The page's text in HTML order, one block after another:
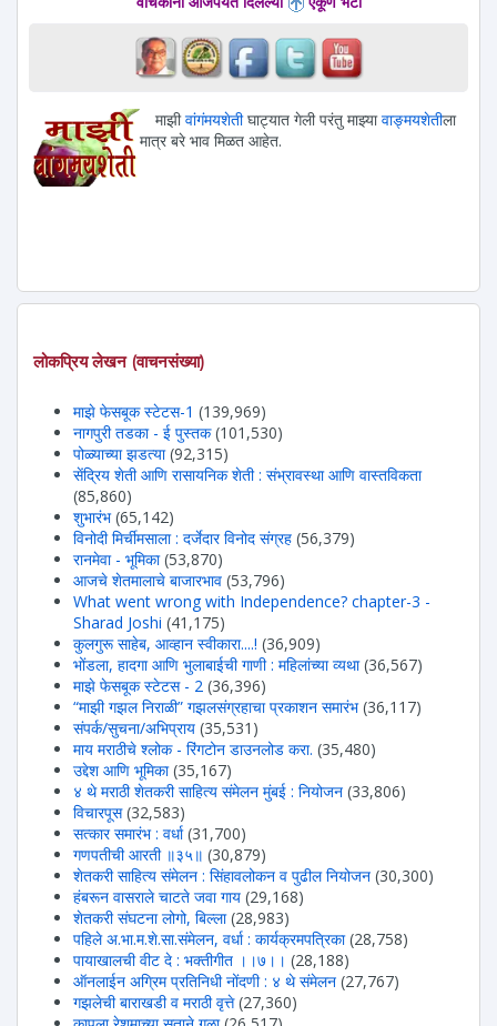
माझीवांगंमयशेतीघाट्यात गेली परंतु माझ्यावाङ्मयशेतीला
मात्र बरे भाव मिळत आहेत.
लोकप्रिय लेखन (वाचनसंख्या)
माझे फेसबूक स्टेटस-1 (139,969)
नागपुरी तडका - ई पुस्तक (101,530)
पोळ्याच्या झडत्या (92,315)
सेंद्रिय शेती आणि रासायनिक शेती : संभ्रावस्था आणि वास्तविकता
(85,860)
शुभारंभ (65,142)
विनोदी मिर्चीमसाला : दर्जेदार विनोद संग्रह (56,379)
रानमेवा - भूमिका (53,870)
आजचे शेतमालाचे बाजारभाव (53,796)
What went wrong with Independence? chapter-3 -
Sharad Joshi (41,175)
कुलगुरू साहेब, आव्हान स्वीकारा....! (36,909)
भोंडला, हादगा आणि भुलाबाईची गाणी : महिलांच्या व्यथा (36,567)
माझे फेसबूक स्टेटस - 2 (36,396)
“माझी गझल निराळी” गझलसंग्रहाचा प्रकाशन समारंभ (36,117)
संपर्क/सुचना/अभिप्राय (35,531)
माय मराठीचे श्लोक - रिंगटोन डाउनलोड करा. (35,480)
उद्देश आणि भूमिका (35,167)
४ थे मराठी शेतकरी साहित्य संमेलन मुंबई : नियोजन (33,806)
विचारपूस (32,583)
सत्कार समारंभ : वर्धा (31,700)
गणपतीची आरती ॥३५॥ (30,879)
शेतकरी साहित्य संमेलन : सिंहावलोकन व पुढील नियोजन (30,300)
हंबरून वासराले चाटते जवा गाय (29,168)
शेतकरी संघटना लोगो, बिल्ला (28,983)
पहिले अ.भा.म.शे.सा.संमेलन, वर्धा : कार्यक्रमपत्रिका (28,758)
पायाखालची वीट दे : भक्तीगीत ।।७।। (28,188)
ऑनलाईन अग्रिम प्रतिनिधी नोंदणी : ४ थे संमेलन (27,767)
गझलेची बाराखडी व मराठी वृत्ते (27,360)